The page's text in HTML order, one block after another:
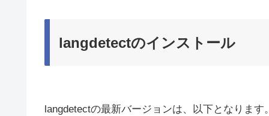
langdetectのインストール
langdetectの最新バージョンは、以下となります